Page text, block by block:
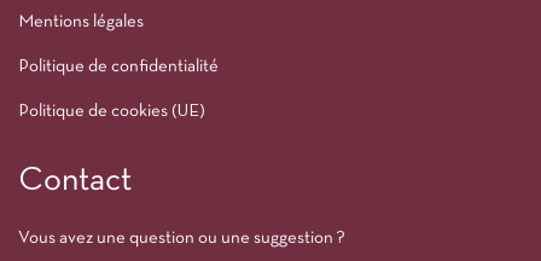
Mentions légales
Politique de confidentialité
Politique de cookies (UE)
Contact
Vous avez une question ou une suggestion ?